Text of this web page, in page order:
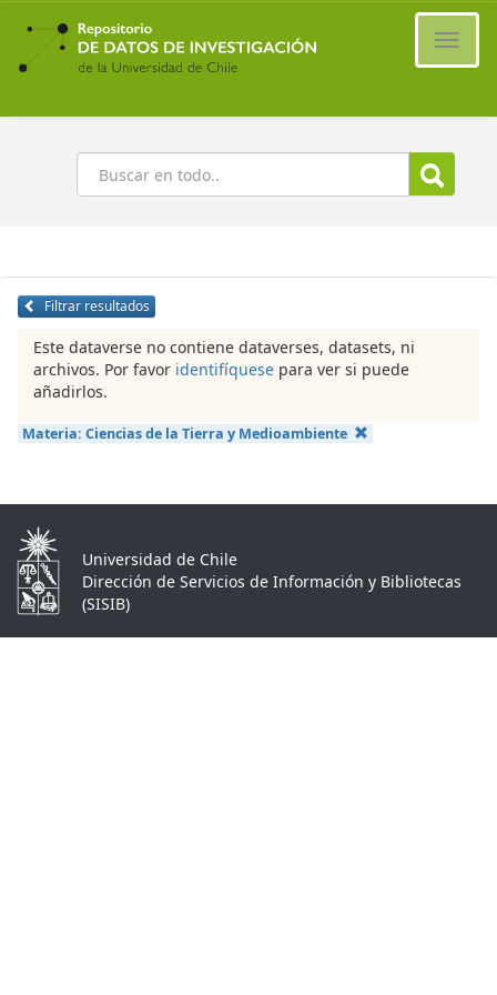
Ir
contenido
principal
Buscar
Filtrar resultados
Este dataverse no contiene dataverses, datasets, ni
archivos. Por favor identifíquese para ver si puede
añadirlos.
Materia: Ciencias de la Tierra y Medioambiente
Universidad de Chile
Dirección de Servicios de Información y Bibliotecas
(SISIB)